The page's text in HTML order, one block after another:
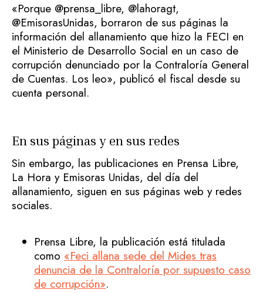
«Porque @prensa_libre, @lahoragt,
@EmisorasUnidas, borraron de sus páginas la
información del allanamiento que hizo la FECI en
el Ministerio de Desarrollo Social en un caso de
corrupción denunciado por la Contraloría General
de Cuentas. Los leo», publicó el fiscal desde su
cuenta personal.
En sus páginas y en sus redes
Sin embargo, las publicaciones en Prensa Libre,
La Hora y Emisoras Unidas, del día del
allanamiento, siguen en sus páginas web y redes
sociales.
Prensa Libre, la publicación está titulada
como «Feci allana sede del Mides tras
denuncia de la Contraloría por supuesto caso
de corrupción».